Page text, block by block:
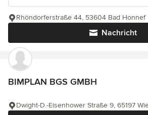
Nachricht
Rhöndorferstraße 44, 53604 Bad Honnef
BIMPLAN BGS GMBH
Dwight-D.-Eisenhower Straße 9, 65197